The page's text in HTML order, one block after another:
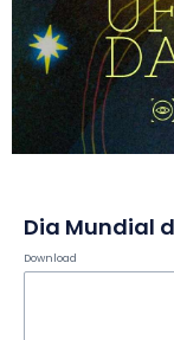
Dia Mundial
Download